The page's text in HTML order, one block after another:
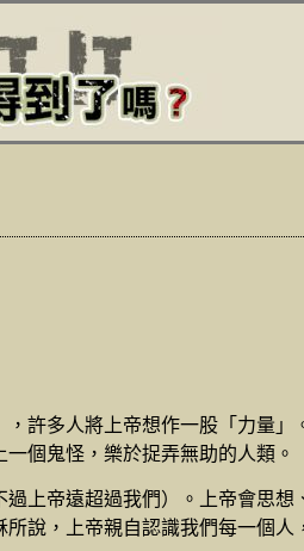
許多人將上帝想作一股「力量
個鬼怪，樂於捉弄無助的人類。
上帝遠超過我們）。上帝會思
說，上帝親自認識我們每一個人